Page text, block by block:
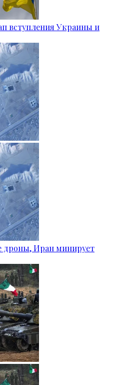
вступления Украины и
дроны, Иран минирует